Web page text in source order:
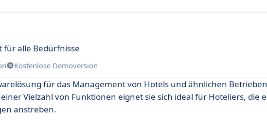
für alle Bedürfnisse
Kostenlose Demoversion
für das Management von Hotels und ähnlichen
Vielzahl von Funktionen eignet sie sich ideal für Hoteliers, die
anstreben.